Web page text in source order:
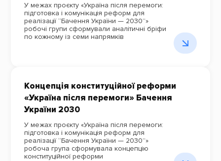
У межах проєкту «Україна після перемоги:
підготовка і комунікація реформ для
реалізації “Бачення України — 2030”»
робочі групи сформували аналітичні бріфи
по кожному із семи напрямків
Концепція конституційної реформи
«Україна після перемоги» Бачення
України 2030
У межах проєкту «Україна після перемоги:
підготовка і комунікація реформ для
реалізації “Бачення України — 2030”»
робоча група сформувала концепцію
конституційної реформи